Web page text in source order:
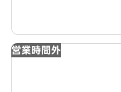
営業時間外